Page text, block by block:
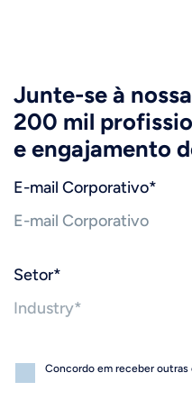
Junte-se à
200 mil
e engajamento
E-mail Corporativo*
Setor*
Concordo em receber outras